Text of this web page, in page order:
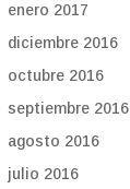
enero 2017
diciembre 2016
octubre 2016
septiembre 2016
agosto 2016
julio 2016